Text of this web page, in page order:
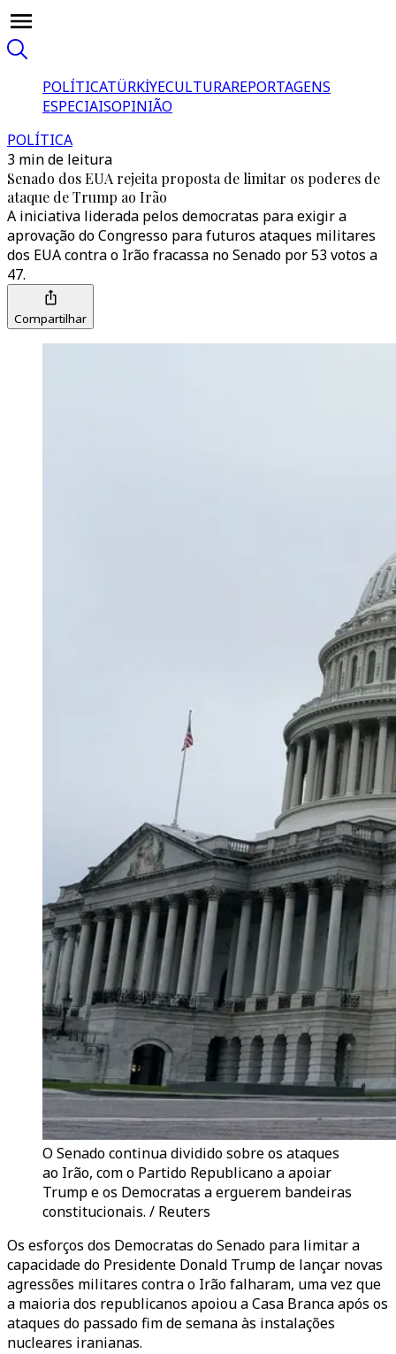
POLÍTICATÜRKİYECULTURAREPORTAGENS
ESPECIAISOPINIÃO
POLÍTICA
3 min de leitura
Senado dos EUA rejeita proposta de limitar os poderes de
ataque de Trump ao Irão
A iniciativa liderada pelos democratas para exigir a
aprovação do Congresso para futuros ataques militares
dos EUA contra o Irão fracassa no Senado por 53 votos a
47.
Compartilhar
O Senado continua dividido sobre os ataques
ao Irão, com o Partido Republicano a apoiar
Trump e os Democratas a erguerem bandeiras
constitucionais. / Reuters
Os esforços dos Democratas do Senado para limitar a
capacidade do Presidente Donald Trump de lançar novas
agressões militares contra o Irão falharam, uma vez que
a maioria dos republicanos apoiou a Casa Branca após os
ataques do passado fim de semana às instalações
nucleares iranianas.